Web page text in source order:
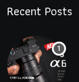
Recent Posts